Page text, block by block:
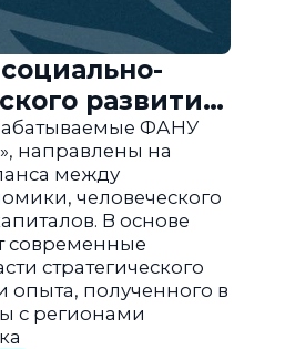
развития
ФАНУ
направлены на
между
человеческого
В основе
современные
стратегического
опыта, полученного в
с регионами